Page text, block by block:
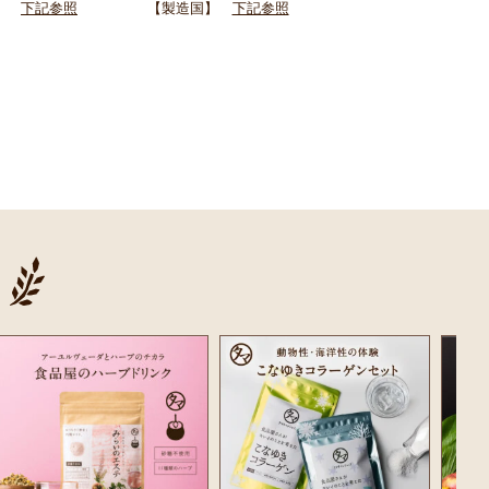
下記参照 【製造国】 下記参照